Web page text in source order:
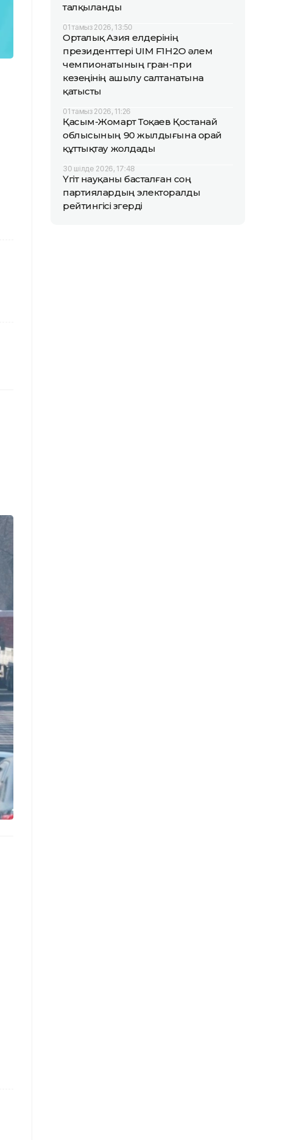
талқыланды
01 тамыз 2026, 13:50
Орталық Азия елдерінің
президенттері UIM F1H2O әлем
чемпионатының гран-при
кезеңінің ашылу салтанатына
қатысты
01 тамыз 2026, 11:26
Қасым-Жомарт Тоқаев Қостанай
облысының 90 жылдығына орай
құттықтау жолдады
30 шілде 2026, 17:48
Үгіт науқаны басталған соң
партиялардың электоралды
рейтингісі өзгерді